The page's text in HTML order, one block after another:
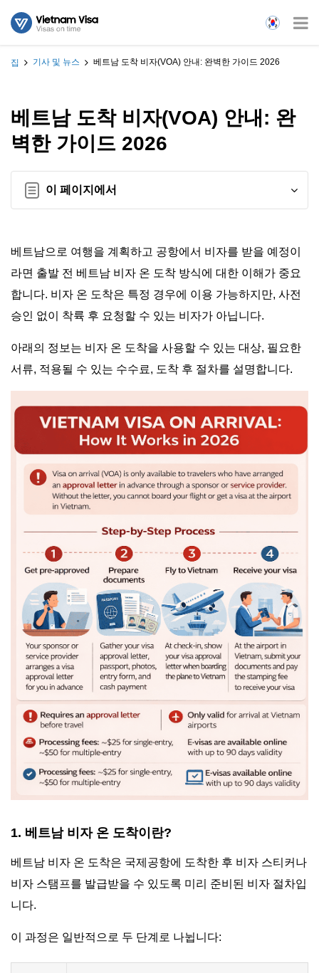
집 기사 및 뉴스 베트남 도착 비자(VOA) 안내: 완벽한 가이드 2026
베트남 도착 비자(VOA) 안내: 완
벽한 가이드 2026
이 페이지에서
베트남으로 여행을 계획하고 공항에서 비자를 받을 예정이
라면 출발 전 베트남 비자 온 도착 방식에 대한 이해가 중요
합니다. 비자 온 도착은 특정 경우에 이용 가능하지만, 사전
승인 없이 착륙 후 요청할 수 있는 비자가 아닙니다.
아래의 정보는 비자 온 도착을 사용할 수 있는 대상, 필요한
서류, 적용될 수 있는 수수료, 도착 후 절차를 설명합니다.
1. 베트남 비자 온 도착이란?
베트남 비자 온 도착은 국제공항에 도착한 후 비자 스티커나
비자 스탬프를 발급받을 수 있도록 미리 준비된 비자 절차입
니다.
이 과정은 일반적으로 두 단계로 나뉩니다: